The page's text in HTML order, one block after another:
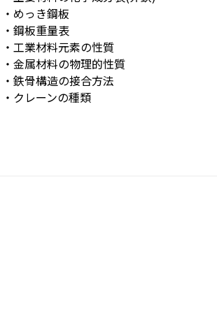
・めっき鋼板
・鋼板重量表
・工業材料元素の性質
・金属材料の物理的性質
・鉄骨構造の接合方法
・クレーンの種類